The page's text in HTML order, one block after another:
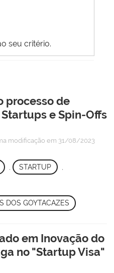
seu critério.
processo de
e Spin-Offs
modificação em 31/08/2023
STARTUP
DOS GOYTACAZES
em Inovação do
no "Startup Visa"